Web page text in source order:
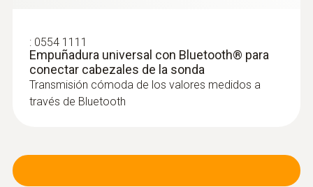
Sonda de temperatura y humedad
(digital) - con Bluetooth ®
Intuitiva: El menú de medición claramente
estructurado para mediciones a largo plazo
así como para la determinación paralela de
: 0554 1111
Empuñadura universal con Bluetooth® para
conectar cabezales de la sonda
Transmisión cómoda de los valores medidos a
través de Bluetooth